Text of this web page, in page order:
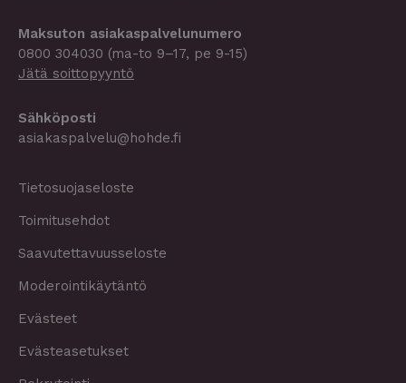
Maksuton asiakaspalvelu­­numero
0800 304030 (ma-to 9–17, pe 9-15)
Jätä soittopyyntö
Sähköposti
asiakaspalvelu@hohde.fi
Tietosuojaseloste
Toimitusehdot
Saavutettavuusseloste
Moderointikäytäntö
Evästeet
Evästeasetukset